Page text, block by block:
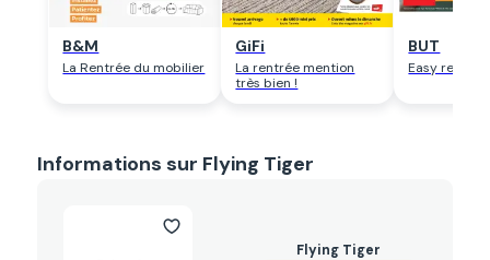
B&M
La Rentrée du mobilier
GiFi
La rentrée mention
très bien !
BUT
Easy rentrée
Informations sur Flying Tiger
Flying Tiger